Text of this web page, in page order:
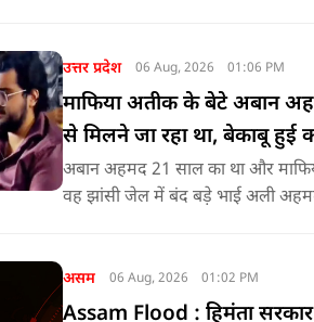
उत्तर प्रदेश 06 Aug, 2026 01:06 PM
माफिया अतीक के बेटे अबान
से मिलने जा रहा था, बेकाबू हुई
अबान अहमद 21 साल का था और
वह झांसी जेल में बंद बड़े भाई अली
असम 06 Aug, 2026 01:02 PM
Assam Flood : हिमंता सरकार